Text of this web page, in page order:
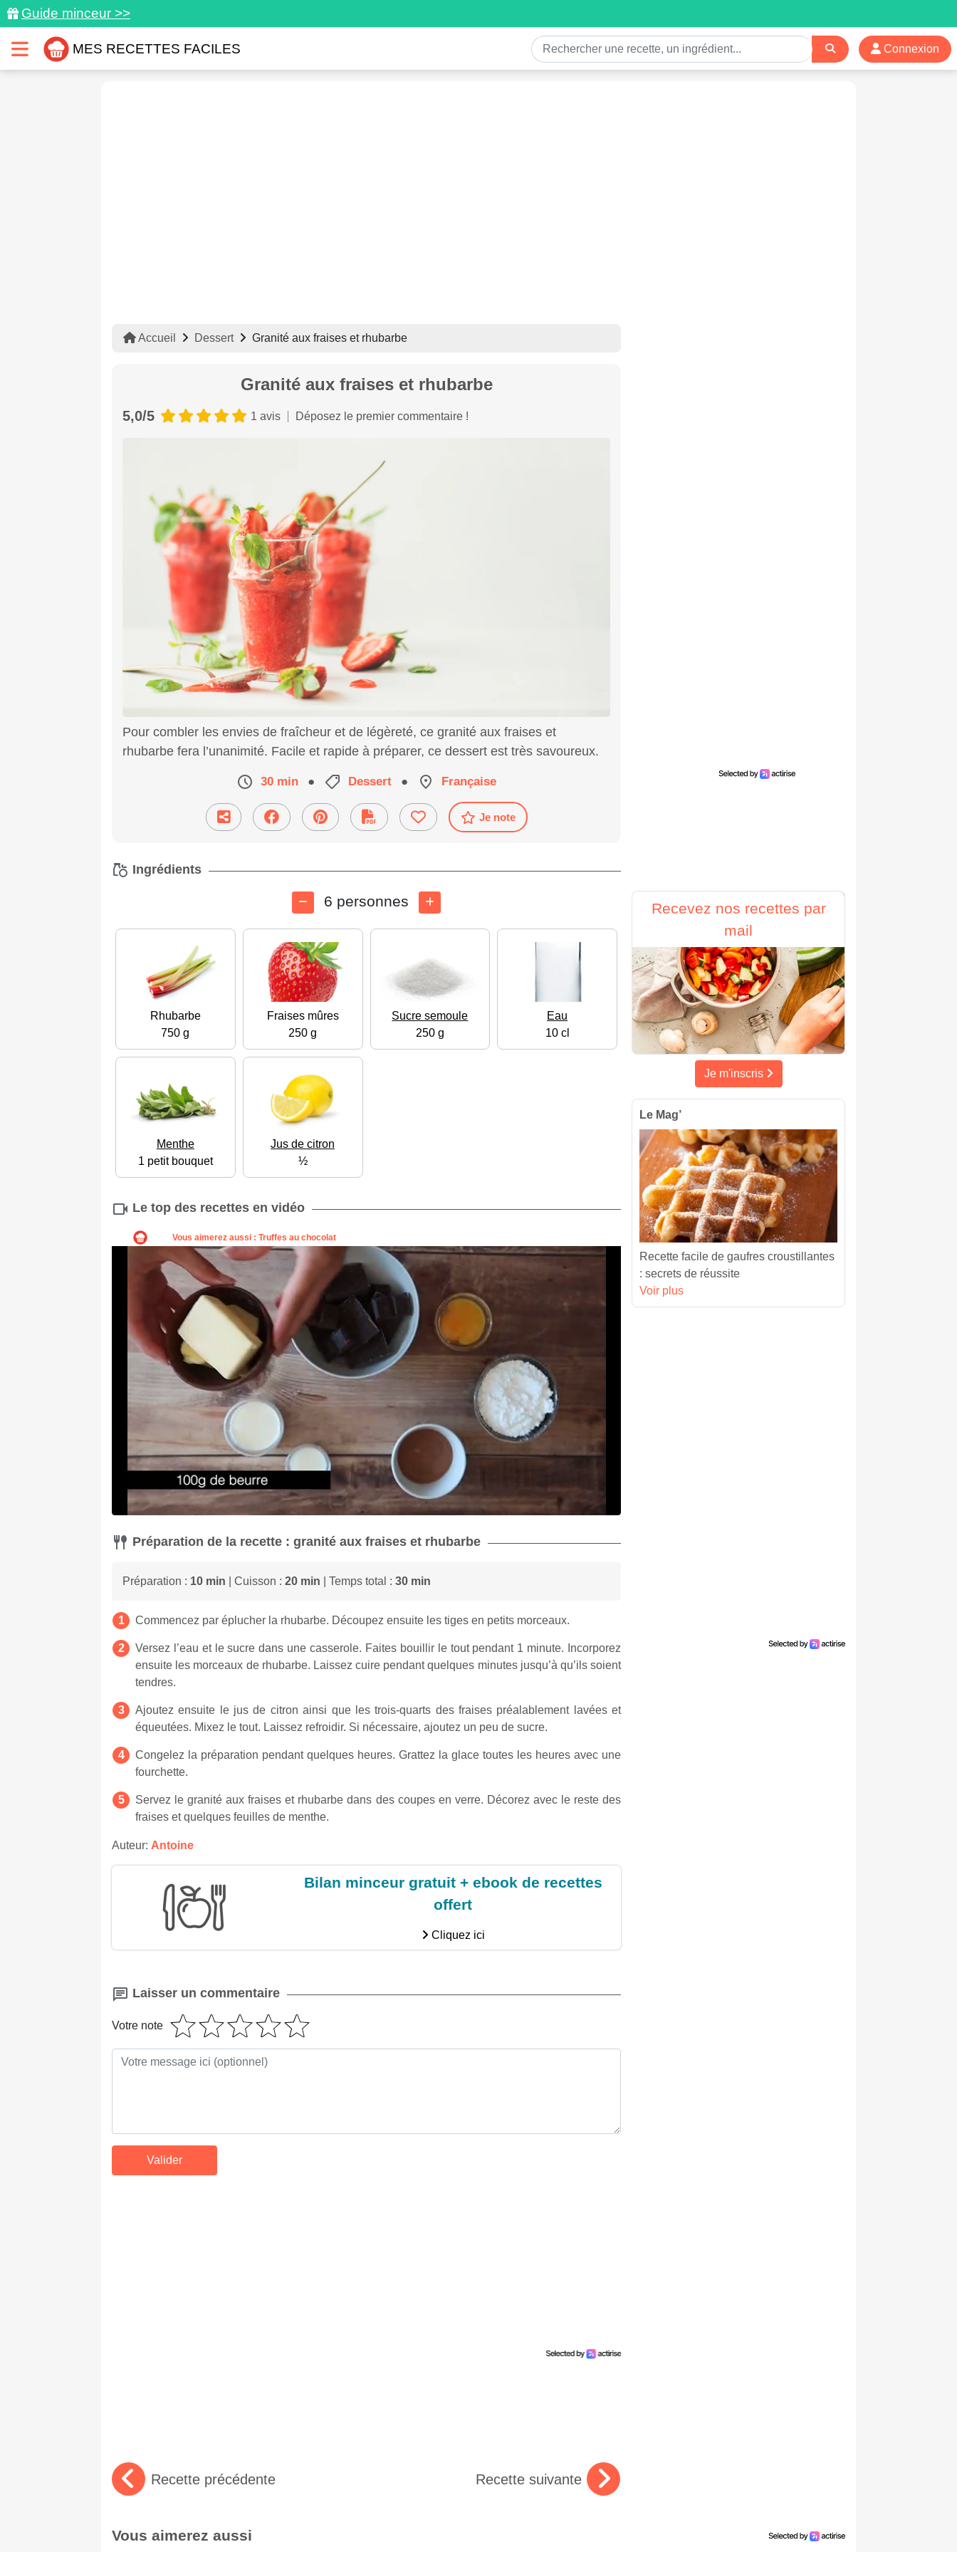
Guide minceur >>
MES RECETTES FACILES Connexion
Accueil Dessert Granité aux fraises et rhubarbe
Granité aux fraises et rhubarbe
5,0/5 1 avis Déposez le premier commentaire !
Pour combler les envies de fraîcheur et de légèreté, ce granité aux fraises et
rhubarbe fera l’unanimité. Facile et rapide à préparer, ce dessert est très savoureux.
30 min ● Dessert ● Française
Je note
Ingrédients
6 personnes
Rhubarbe
750 g
Fraises mûres
250 g
Sucre semoule
250 g
Eau
10 cl
Menthe
1 petit bouquet
Jus de citron
½
Le top des recettes en vidéo
Préparation de la recette : granité aux fraises et rhubarbe
Préparation : 10 min | Cuisson : 20 min | Temps total : 30 min
Commencez par éplucher la rhubarbe. Découpez ensuite les tiges en petits morceaux.
Versez l’eau et le sucre dans une casserole. Faites bouillir le tout pendant 1 minute. Incorporez
ensuite les morceaux de rhubarbe. Laissez cuire pendant quelques minutes jusqu’à qu’ils soient
tendres.
Ajoutez ensuite le jus de citron ainsi que les trois-quarts des fraises préalablement lavées et
équeutées. Mixez le tout. Laissez refroidir. Si nécessaire, ajoutez un peu de sucre.
Congelez la préparation pendant quelques heures. Grattez la glace toutes les heures avec une
fourchette.
Servez le granité aux fraises et rhubarbe dans des coupes en verre. Décorez avec le reste des
fraises et quelques feuilles de menthe.
Auteur: Antoine
Bilan minceur gratuit + ebook de recettes
offert
Cliquez ici
Laisser un commentaire
Votre note
Recette précédente Recette suivante
Vous aimerez aussi
Recevez nos recettes par
mail
Je m'inscris
Le Mag’
Recette facile de gaufres croustillantes
: secrets de réussite
Voir plus